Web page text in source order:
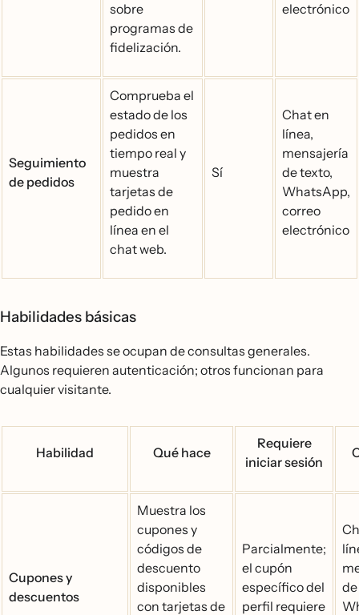
sobre
programas de
fidelización.
electrónico
Seguimiento
de pedidos
Comprueba el
estado de los
pedidos en
tiempo real y
muestra
tarjetas de
pedido en
línea en el
chat web.
Sí
Chat en
línea,
mensajería
de texto,
WhatsApp,
correo
electrónico
Habilidades básicas
Estas habilidades se ocupan de consultas generales.
Algunos requieren autenticación; otros funcionan para
cualquier visitante.
Habilidad Qué hace
Requiere
iniciar sesión
Cupones y
descuentos
Muestra los
cupones y
códigos de
descuento
disponibles
con tarjetas de
Parcialmente;
el cupón
específico del
perfil requiere